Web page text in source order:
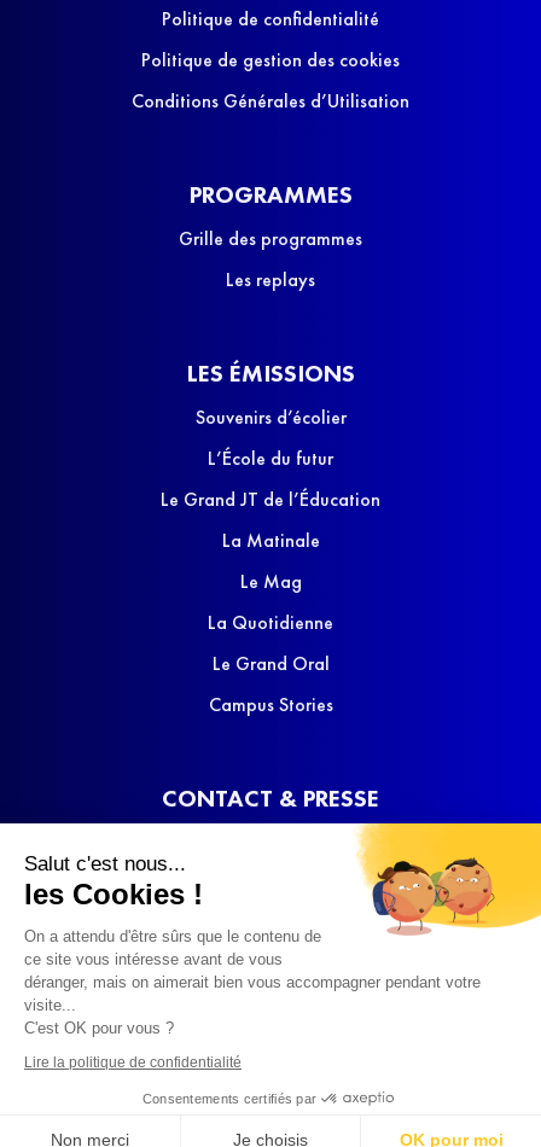
Salut c'est nous...
les Cookies !
On a attendu d'être sûrs que le contenu de
ce site vous intéresse avant de vous
déranger, mais on aimerait bien vous accompagner pendant votre
visite...
C'est OK pour vous ?
Lire la politique de confidentialité
Consentements certifiés par
Non merci Je choisis OK pour moi
Politique de confidentialité
Politique de gestion des cookies
Conditions Générales d’Utilisation
PROGRAMMES
Grille des programmes
Les replays
LES ÉMISSIONS
Souvenirs d’écolier
L’École du futur
Le Grand JT de l’Éducation
La Matinale
Le Mag
La Quotidienne
Le Grand Oral
Campus Stories
CONTACT & PRESSE